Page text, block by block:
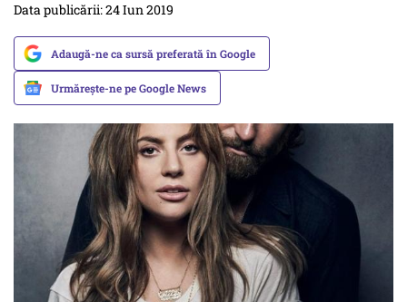
Data publicării: 24 Iun 2019
Adaugă-ne ca sursă preferată în Google
Urmărește-ne pe Google News